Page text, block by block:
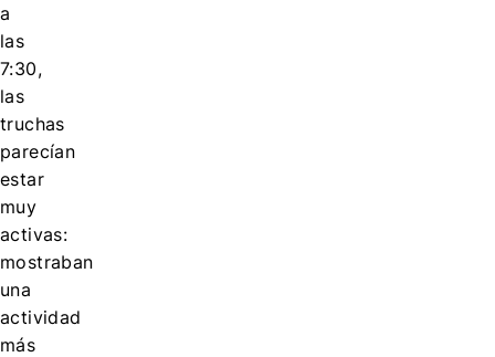
a
las
7:30,
las
truchas
parecían
estar
muy
activas:
mostraban
una
actividad
más